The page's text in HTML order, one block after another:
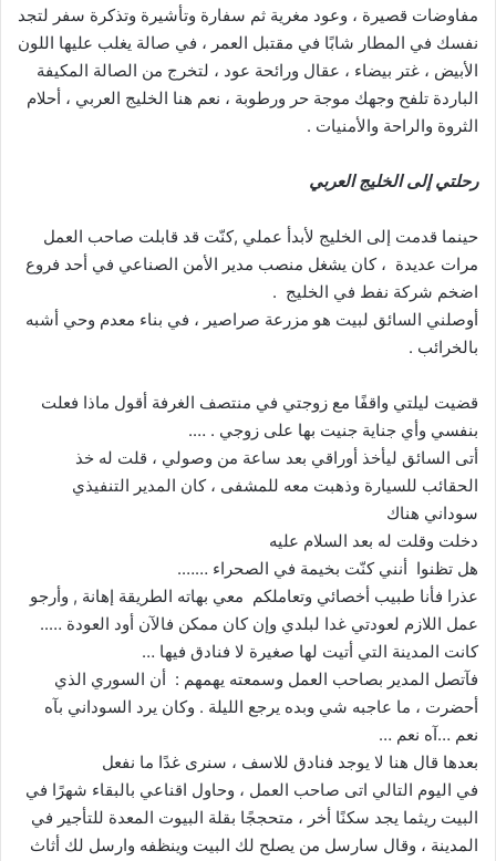
مفاوضات قصيرة ، وعود مغرية ثم سفارة وتأشيرة وتذكرة سفر لتجد
نفسك في المطار شابًا في مقتبل العمر ، في صالة يغلب عليها اللون
الأبيض ، غتر بيضاء ، عقال ورائحة عود ، لتخرج من الصالة المكيفة
الباردة تلفح وجهك موجة حر ورطوبة ، نعم هنا الخليج العربي ، أحلام
الثروة والراحة والأمنيات .
رحلتي إلى الخليج العربي
حينما قدمت إلى الخليج لأبدأ عملي ,كنّت قد قابلت صاحب العمل
مرات عديدة ، كان يشغل منصب مدير الأمن الصناعي في أحد فروع
اضخم شركة نفط في الخليج .
أوصلني السائق لبيت هو مزرعة صراصير ، في بناء معدم وحي أشبه
بالخرائب .
قضيت ليلتي واقفًا مع زوجتي في منتصف الغرفة أقول ماذا فعلت
بنفسي وأي جناية جنيت بها على زوجي . ….
أتى السائق ليأخذ أوراقي بعد ساعة من وصولي ، قلت له خذ
الحقائب للسيارة وذهبت معه للمشفى ، كان المدير التنفيذي
سوداني هناك
دخلت وقلت له بعد السلام عليه
هل تظنوا أنني كنّت بخيمة في الصحراء …….
عذرا فأنا طبيب أخصائي وتعاملكم معي بهاته الطريقة إهانة , وأرجو
عمل اللازم لعودتي غدا لبلدي وإن كان ممكن فالآن أود العودة …..
كانت المدينة التي أتيت لها صغيرة لا فنادق فيها …
فآتصل المدير بصاحب العمل وسمعته يهمهم : أن السوري الذي
أحضرت ، ما عاجبه شي وبده يرجع الليلة . وكان يرد السوداني بآه
نعم …آه نعم …
بعدها قال هنا لا يوجد فنادق للاسف ، سنرى غدًا ما نفعل
في اليوم التالي اتى صاحب العمل ، وحاول اقناعي بالبقاء شهرًا في
البيت ريثما يجد سكنًا أخر ، متحججًا بقلة البيوت المعدة للتأجير في
المدينة ، وقال سارسل من يصلح لك البيت وينظفه وارسل لك أثاث